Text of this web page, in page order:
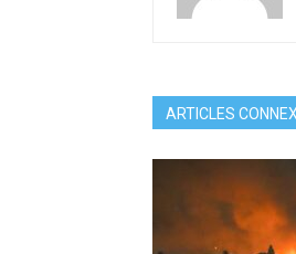
ARTICLES